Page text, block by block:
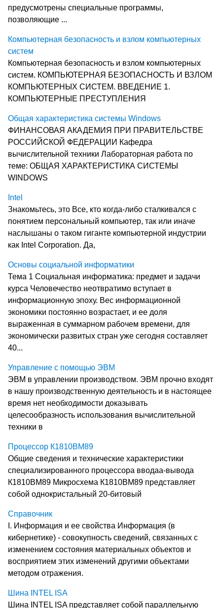
предусмотрены специальные программы,
позволяющие ...
Компьютерная безопасность и взлом компьютерных
систем
Компьютерная безопасность и взлом компьютерных
систем. КОМПЬЮТЕРНАЯ БЕЗОПАСНОСТЬ И ВЗЛОМ
КОМПЬЮТЕРНЫХ СИСТЕМ. ВВЕДЕНИЕ 1.
КОМПЬЮТЕРНЫЕ ПРЕСТУПЛЕНИЯ
Общая характеристика системы Windows
ФИНАНСОВАЯ АКАДЕМИЯ ПРИ ПРАВИТЕЛЬСТВЕ
РОССИЙСКОЙ ФЕДЕРАЦИИ Кафедра
вычислительной техники Лабораторная работа по
теме: ОБЩАЯ ХАРАКТЕРИСТИКА СИСТЕМЫ
WINDOWS
Intel
Знакомьтесь, это Все, кто когда-либо сталкивался с
понятием персональный компьютер, так или иначе
наслышаны о таком гиганте компьютерной индустрии
как Intel Corporation. Да,
Основы социальной информатики
Тема 1 Социальная информатика: предмет и задачи
курса Человечество неотвратимо вступает в
информационную эпоху. Вес информационной
экономики постоянно возрастает, и ее доля
выраженная в суммарном рабочем времени, для
экономически развитых стран уже сегодня составляет
40...
Управление с помощью ЭВМ
ЭВМ в управлении производством. ЭВМ прочно входят
в нашу производственную деятельность и в настоящее
время нет необходимости доказывать
целесообразность использования вычислительной
техники в
Процессор К1810ВМ89
Общие сведения и технические характеристики
специализированного процессора вводаа-вывода
К1810ВМ89 Микросхема К1810ВМ89 представляет
собой однокристальный 20-битовый
Справочник
I. Информация и ее свойства Информация (в
кибернетике) - совокупность сведений, связанных с
изменением состояния материальных объектов и
восприятием этих изменений другими объектами
методом отражения.
Шина INTEL ISA
Шина INTEL ISA представляет собой параллельную